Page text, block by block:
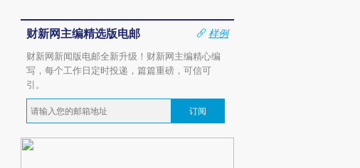
财新网主编精选版电邮
样例
财新网新闻版电邮全新升级！财新网主编精心编
写，每个工作日定时投递，篇篇重磅，可信可
引。
订阅